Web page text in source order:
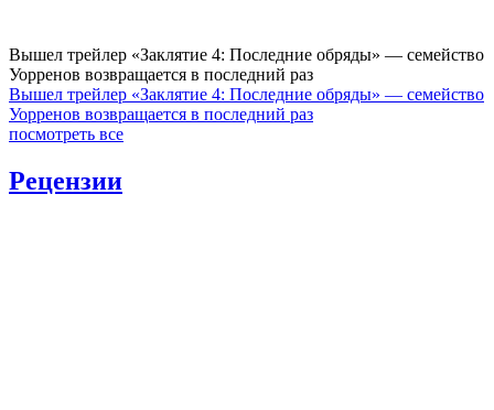
Вышел трейлер «Заклятие 4: Последние обряды» — семейство
Уорренов возвращается в последний раз
Вышел трейлер «Заклятие 4: Последние обряды» — семейство
Уорренов возвращается в последний раз
посмотреть все
Рецензии